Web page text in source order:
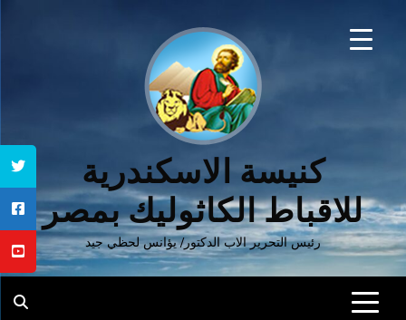
كنيسة الاسكندرية
للاقباط الكاثوليك بمصر
رئيس التحرير الاب الدكتور/ يؤانس لحظي جيد